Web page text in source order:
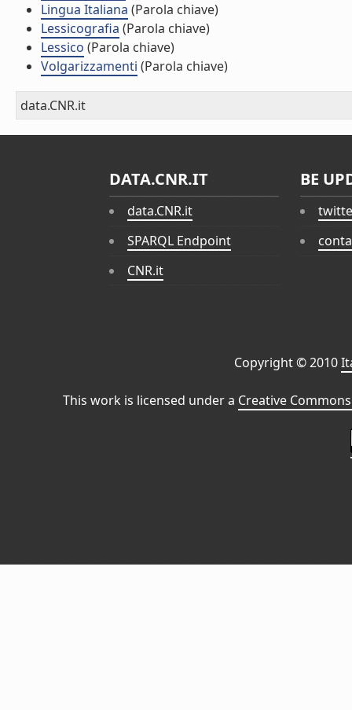
Lingua Italiana (Parola chiave)
Lessicografia (Parola chiave)
Lessico (Parola chiave)
Volgarizzamenti (Parola chiave)
data.CNR.it
DATA.CNR.IT
data.CNR.it
SPARQL Endpoint
CNR.it
BE
Copyright © 2010
This work is licensed under a Creative